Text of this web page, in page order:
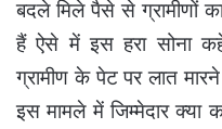
बदले मिले पैसे से ग्रामीणों
हैं ऐसे में इस हरा सोना
ग्रामीण के पेट पर लात
इस मामले में जिम्मेदार क्या